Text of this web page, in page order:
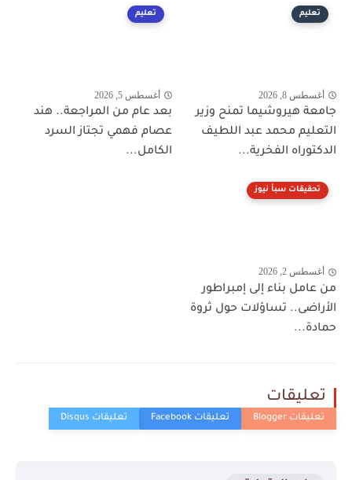
تعليم
أغسطس 8, 2026
جامعة هيروشيما تمنح وزير
التعليم محمد عبد اللطيف
الدكتوراه الفخرية...
تعليم
أغسطس 5, 2026
بعد عام من المراجعة.. هند
عصام فهمي تجتاز السرد
الكامل...
تحقيقات سبأ نيوز
أغسطس 2, 2026
من عامل بناء إلى إمبراطور
الأراضى.. تساؤلات حول ثروة
حمادة...
تعليقات